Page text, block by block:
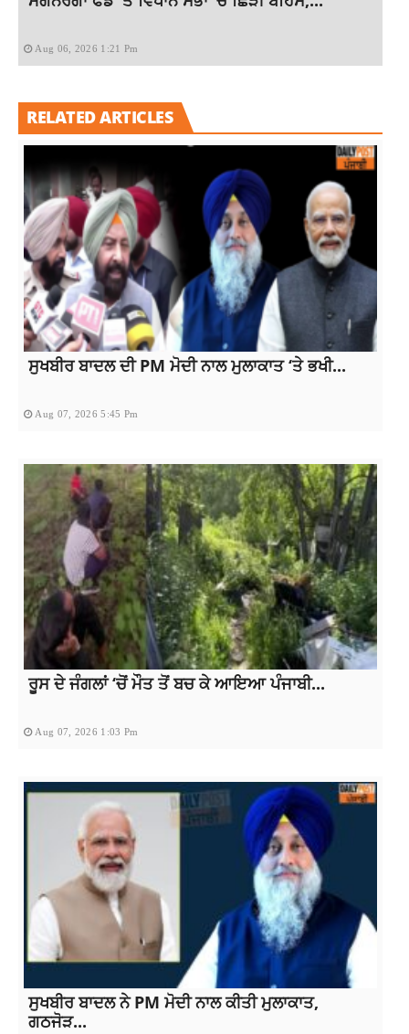
Aug 06, 2026 1:21 Pm
RELATED ARTICLES
ਸੁਖਬੀਰ ਬਾਦਲ ਦੀ PM ਮੋਦੀ ਨਾਲ ਮੁਲਾਕਾਤ ‘ਤੇ ਭਖੀ...
Aug 07, 2026 5:45 Pm
ਰੂਸ ਦੇ ਜੰਗਲਾਂ ‘ਚੋਂ ਮੌਤ ਤੋਂ ਬਚ ਕੇ ਆਇਆ ਪੰਜਾਬੀ...
Aug 07, 2026 1:03 Pm
ਸੁਖਬੀਰ ਬਾਦਲ ਨੇ PM ਮੋਦੀ ਨਾਲ ਕੀਤੀ ਮੁਲਾਕਾਤ,
ਗਠਜੋੜ...